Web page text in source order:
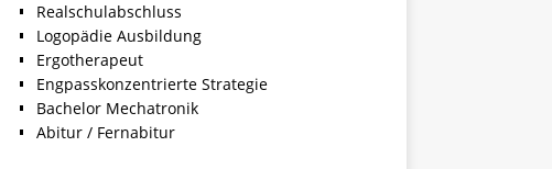
Realschulabschluss
Logopädie Ausbildung
Ergotherapeut
Engpasskonzentrierte Strategie
Bachelor Mechatronik
Abitur / Fernabitur